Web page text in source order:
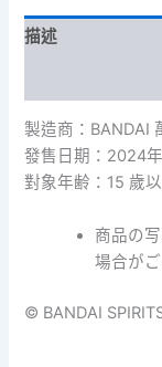
體
配
組
藍
空
之
下
量
描述
製造商：BANDAI
發售日期：2024
對象年齢：15 歲
商品の
場合が
© BANDAI